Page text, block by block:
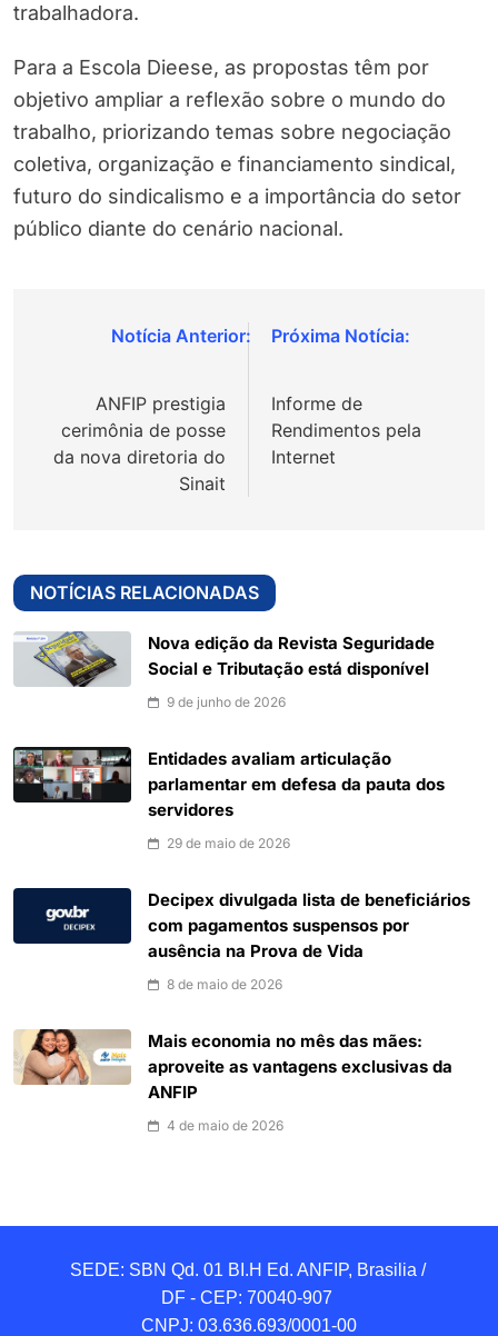
trabalhadora.
Para a Escola Dieese, as propostas têm por
objetivo ampliar a reflexão sobre o mundo do
trabalho, priorizando temas sobre negociação
coletiva, organização e financiamento sindical,
futuro do sindicalismo e a importância do setor
público diante do cenário nacional.
Navegação
Post
ANFIP prestigia
cerimônia de posse
da nova diretoria do
Sinait
Informe de
Rendimentos pela
Internet
NOTÍCIAS RELACIONADAS
Nova edição da Revista Seguridade
Social e Tributação está disponível
9 de junho de 2026
Entidades avaliam articulação
parlamentar em defesa da pauta dos
servidores
29 de maio de 2026
Decipex divulgada lista de beneficiários
com pagamentos suspensos por
ausência na Prova de Vida
8 de maio de 2026
Mais economia no mês das mães:
aproveite as vantagens exclusivas da
ANFIP
4 de maio de 2026
SEDE: SBN Qd. 01 BI.H Ed. ANFIP, Brasilia /
DF - CEP: 70040-907
CNPJ: 03.636.693/0001-00